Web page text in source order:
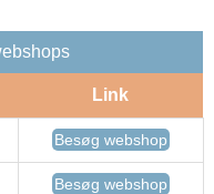
Link
Besøg webshop
Besøg webshop